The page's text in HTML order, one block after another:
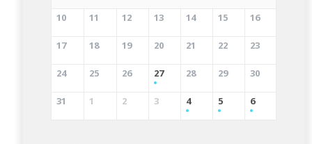
10 11 12 13 14 15 16
17 18 19 20 21 22 23
24 25 26 27 28 29 30
31 1 2 3 4 5 6